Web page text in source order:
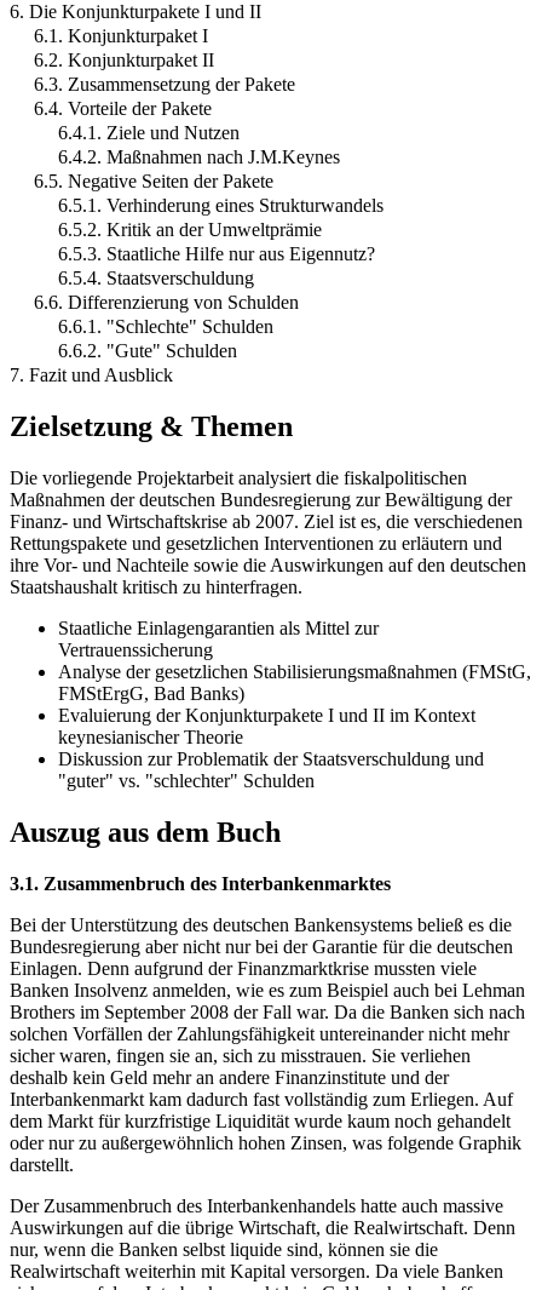
6. Die Konjunkturpakete I und II
6.1. Konjunkturpaket I
6.2. Konjunkturpaket II
6.3. Zusammensetzung der Pakete
6.4. Vorteile der Pakete
6.4.1. Ziele und Nutzen
6.4.2. Maßnahmen nach J.M.Keynes
6.5. Negative Seiten der Pakete
6.5.1. Verhinderung eines Strukturwandels
6.5.2. Kritik an der Umweltprämie
6.5.3. Staatliche Hilfe nur aus Eigennutz?
6.5.4. Staatsverschuldung
6.6. Differenzierung von Schulden
6.6.1. "Schlechte" Schulden
6.6.2. "Gute" Schulden
7. Fazit und Ausblick
Zielsetzung & Themen
Die vorliegende Projektarbeit analysiert die fiskalpolitischen
Maßnahmen der deutschen Bundesregierung zur Bewältigung der
Finanz- und Wirtschaftskrise ab 2007. Ziel ist es, die verschiedenen
Rettungspakete und gesetzlichen Interventionen zu erläutern und
ihre Vor- und Nachteile sowie die Auswirkungen auf den deutschen
Staatshaushalt kritisch zu hinterfragen.
Staatliche Einlagengarantien als Mittel zur
Vertrauenssicherung
Analyse der gesetzlichen Stabilisierungsmaßnahmen (FMStG,
FMStErgG, Bad Banks)
Evaluierung der Konjunkturpakete I und II im Kontext
keynesianischer Theorie
Diskussion zur Problematik der Staatsverschuldung und
"guter" vs. "schlechter" Schulden
Auszug aus dem Buch
3.1. Zusammenbruch des Interbankenmarktes
Bei der Unterstützung des deutschen Bankensystems beließ es die
Bundesregierung aber nicht nur bei der Garantie für die deutschen
Einlagen. Denn aufgrund der Finanzmarktkrise mussten viele
Banken Insolvenz anmelden, wie es zum Beispiel auch bei Lehman
Brothers im September 2008 der Fall war. Da die Banken sich nach
solchen Vorfällen der Zahlungsfähigkeit untereinander nicht mehr
sicher waren, fingen sie an, sich zu misstrauen. Sie verliehen
deshalb kein Geld mehr an andere Finanzinstitute und der
Interbankenmarkt kam dadurch fast vollständig zum Erliegen. Auf
dem Markt für kurzfristige Liquidität wurde kaum noch gehandelt
oder nur zu außergewöhnlich hohen Zinsen, was folgende Graphik
darstellt.
Der Zusammenbruch des Interbankenhandels hatte auch massive
Auswirkungen auf die übrige Wirtschaft, die Realwirtschaft. Denn
nur, wenn die Banken selbst liquide sind, können sie die
Realwirtschaft weiterhin mit Kapital versorgen. Da viele Banken